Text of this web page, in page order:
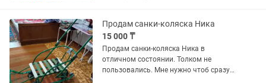
Продам санки-коляска Ника
15 000 ₸
Продам санки-коляска Ника в
отличном состоянии. Толком не
пользовались. Мне нужно чтоб сразу